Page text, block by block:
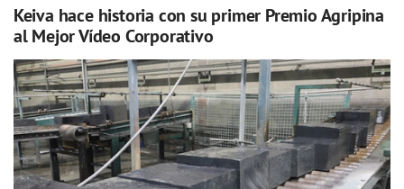
Keiva hace historia con su primer Premio Agripina
al Mejor Vídeo Corporativo